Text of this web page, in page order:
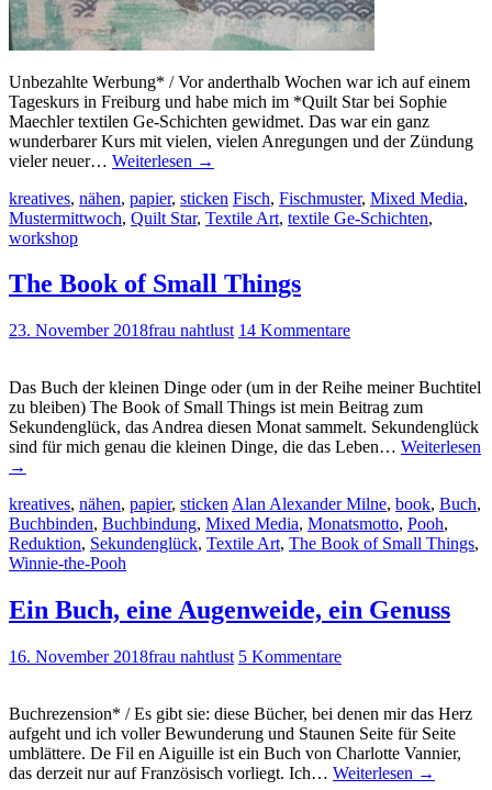
Unbezahlte Werbung* / Vor anderthalb Wochen war ich auf einem
Tageskurs in Freiburg und habe mich im *Quilt Star bei Sophie
Maechler textilen Ge-Schichten gewidmet. Das war ein ganz
wunderbarer Kurs mit vielen, vielen Anregungen und der Zündung
vieler neuer… Weiterlesen →
kreatives, nähen, papier, sticken Fisch, Fischmuster, Mixed Media,
Mustermittwoch, Quilt Star, Textile Art, textile Ge-Schichten,
workshop
The Book of Small Things
23. November 2018frau nahtlust 14 Kommentare
Das Buch der kleinen Dinge oder (um in der Reihe meiner Buchtitel
zu bleiben) The Book of Small Things ist mein Beitrag zum
Sekundenglück, das Andrea diesen Monat sammelt. Sekundenglück
sind für mich genau die kleinen Dinge, die das Leben… Weiterlesen
→
kreatives, nähen, papier, sticken Alan Alexander Milne, book, Buch,
Buchbinden, Buchbindung, Mixed Media, Monatsmotto, Pooh,
Reduktion, Sekundenglück, Textile Art, The Book of Small Things,
Winnie-the-Pooh
Ein Buch, eine Augenweide, ein Genuss
16. November 2018frau nahtlust 5 Kommentare
Buchrezension* / Es gibt sie: diese Bücher, bei denen mir das Herz
aufgeht und ich voller Bewunderung und Staunen Seite für Seite
umblättere. De Fil en Aiguille ist ein Buch von Charlotte Vannier,
das derzeit nur auf Französisch vorliegt. Ich… Weiterlesen →